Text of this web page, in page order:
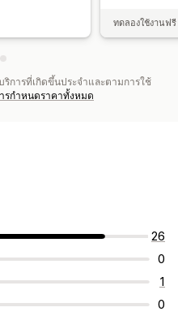
ทดลองใช้งานฟ
ริการที่เกิดขึ้นประจำและตามการใช้
รกำหนดราคาทั้งหมด
26
0
1
0